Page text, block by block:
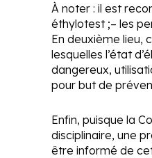
À noter : il est
éthylotest ;– les
En deuxième lieu,
lesquelles l’état
dangereux,
pour but de
Enfin, puisque la
disciplinaire, une
être informé de